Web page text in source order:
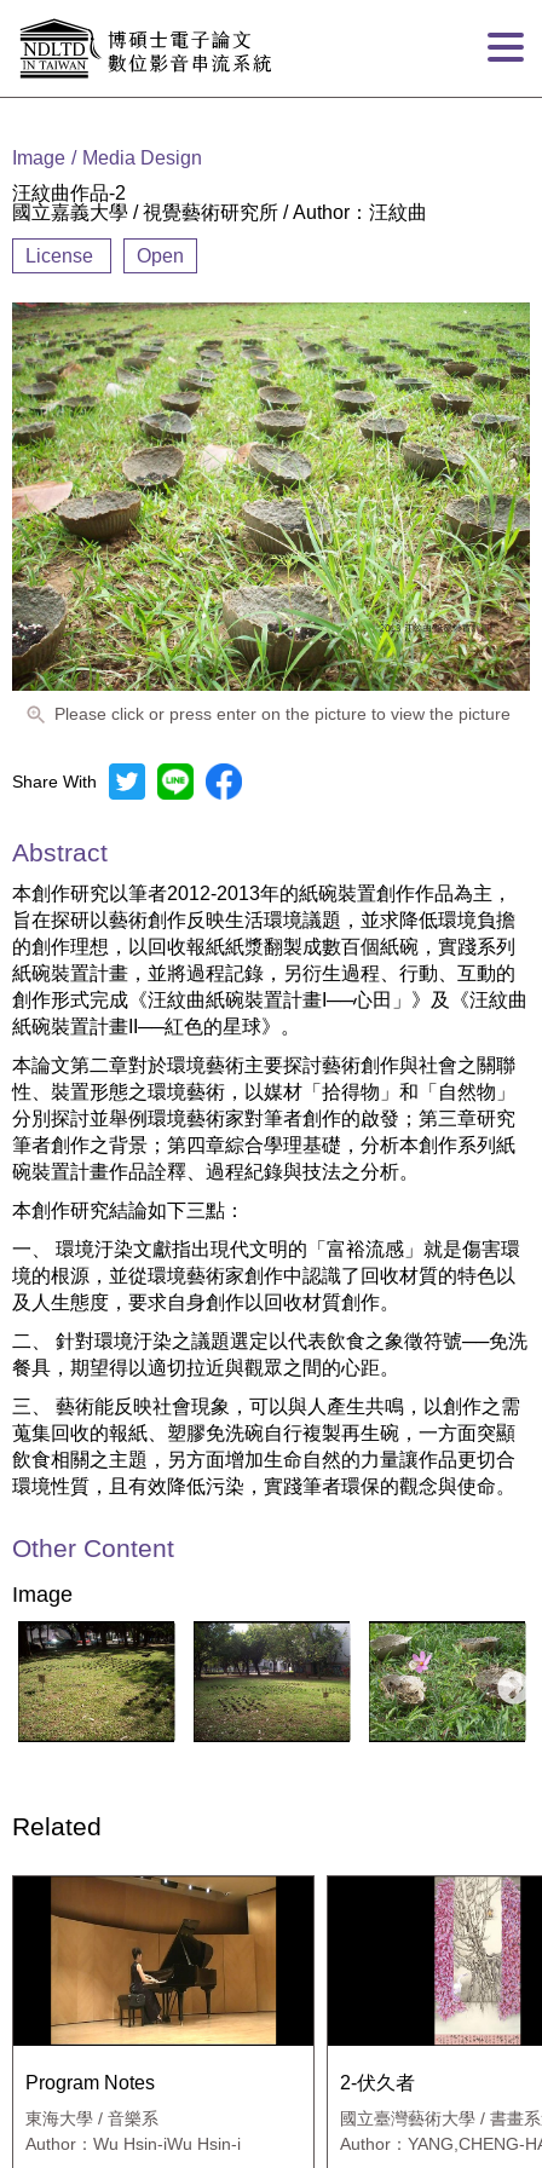
Image
Media Design
汪紋曲作品-2
國立嘉義大學 / 視覺藝術研究所 / Author：汪紋曲
License Open
Please click or press enter on the picture to view the picture
Share With
Abstract
本創作研究以筆者2012-2013年的紙碗裝置創作作品為主，
旨在探研以藝術創作反映生活環境議題，並求降低環境負擔
的創作理想，以回收報紙紙漿翻製成數百個紙碗，實踐系列
紙碗裝置計畫，並將過程記錄，另衍生過程、行動、互動的
創作形式完成《汪紋曲紙碗裝置計畫I──心田」》及《汪紋曲
紙碗裝置計畫II──紅色的星球》。
本論文第二章對於環境藝術主要探討藝術創作與社會之關聯
性、裝置形態之環境藝術，以媒材「拾得物」和「自然物」
分別探討並舉例環境藝術家對筆者創作的啟發；第三章研究
筆者創作之背景；第四章綜合學理基礎，分析本創作系列紙
碗裝置計畫作品詮釋、過程紀錄與技法之分析。
本創作研究結論如下三點：
一、 環境汙染文獻指出現代文明的「富裕流感」就是傷害環
境的根源，並從環境藝術家創作中認識了回收材質的特色以
及人生態度，要求自身創作以回收材質創作。
二、 針對環境汙染之議題選定以代表飲食之象徵符號──免洗
餐具，期望得以適切拉近與觀眾之間的心距。
三、 藝術能反映社會現象，可以與人產生共鳴，以創作之需
蒐集回收的報紙、塑膠免洗碗自行複製再生碗，一方面突顯
飲食相關之主題，另方面增加生命自然的力量讓作品更切合
環境性質，且有效降低污染，實踐筆者環保的觀念與使命。
Other Content
Image
Related
Program Notes
東海大學 / 音樂系
Author：Wu Hsin-iWu Hsin-i
2-伏久者
國立臺灣藝術大學 / 書畫
碩士班
Author：YANG,CHENG-